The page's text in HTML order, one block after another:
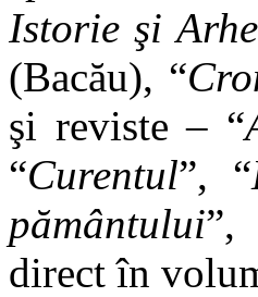
Istorie şi
(Bacău), “
şi reviste – “
“Curentul”, “
pământului”,
direct în